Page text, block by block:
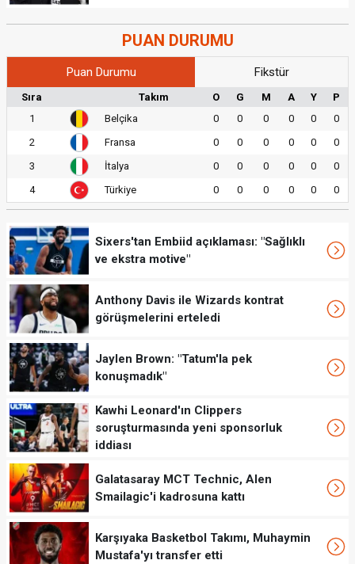
PUAN DURUMU
Puan Durumu Fikstür
Sıra Takım O G M A Y
P
1
Belçika 0 0 0 0 0
0
2
Fransa 0 0 0 0 0
0
3
İtalya 0 0 0 0 0
0
4
Türkiye 0 0 0 0 0 0
Sixers'tan Embiid açıklaması: "Sağlıklı
ve ekstra motive"
Anthony Davis ile Wizards kontrat
görüşmelerini erteledi
Jaylen Brown: "Tatum'la pek
konuşmadık"
Kawhi Leonard'ın Clippers
soruşturmasında yeni sponsorluk
iddiası
Galatasaray MCT Technic, Alen
Smailagic'i kadrosuna kattı
Karşıyaka Basketbol Takımı, Muhaymin
Mustafa'yı transfer etti